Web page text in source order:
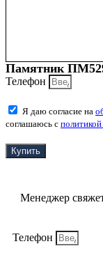
Памятник
Телефон
Я даю согласие на
соглашаюсь с
Купить
Менеджер
Телефон